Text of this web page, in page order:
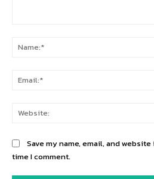
Save my name, email, and
time I comment.